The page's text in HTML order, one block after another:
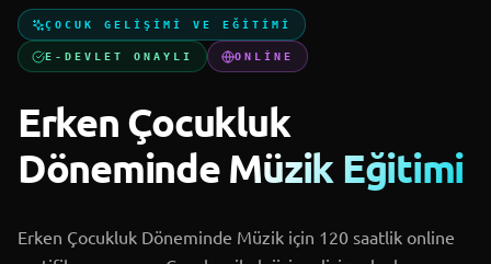
Kurumsal
Projeler
MTD Akademi
ÇOCUK GELIŞIMI VE EĞITIMI
E-DEVLET ONAYLI ONLINE
Erken Çocukluk
Döneminde Müzik Eğitimi
Erken Çocukluk Döneminde Müzik için 120 saatlik online